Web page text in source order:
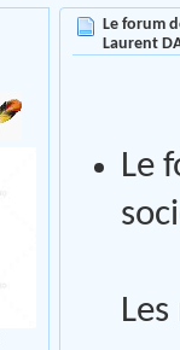
Le forum
Laurent
Le